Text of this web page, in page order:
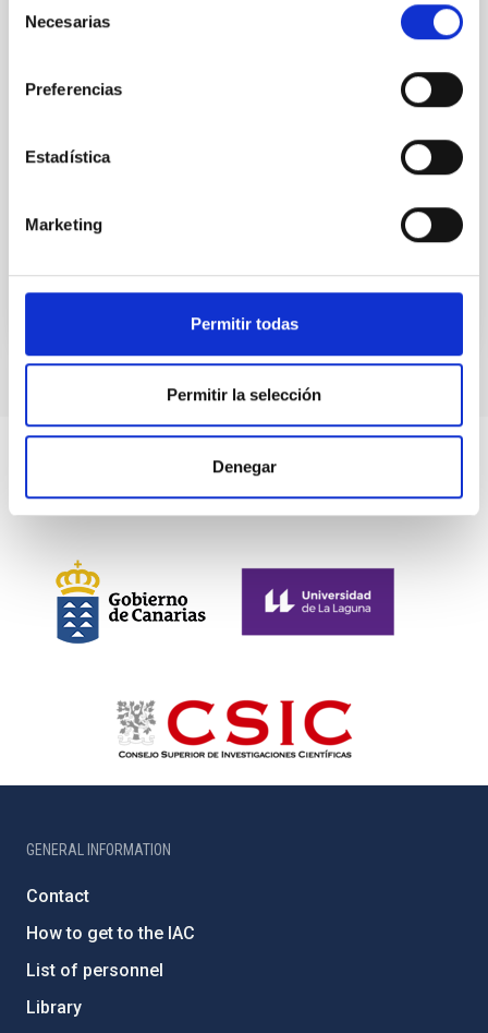
Necesarias
Preferencias
Estadística
Marketing
Permitir todas
Permitir la selección
Denegar
parte del territorio español, el Instituto de
Astrofísica de Canarias (IAC), referente mundial
científicos de primer orden. Vinculados en su
20:00
GENERAL INFORMATION
Contact
How to get to the IAC
List of personnel
Library